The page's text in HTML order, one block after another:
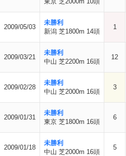
2009/05/03
未勝利
新潟 芝1800m 14頭
1
2009/03/21
未勝利
中山 芝2200m 16頭
12
2009/02/28
未勝利
中山 芝2000m 16頭
3
2009/01/31
未勝利
東京 芝1800m 16頭
6
2009/01/18
未勝利
中山 芝2000m 16頭
5